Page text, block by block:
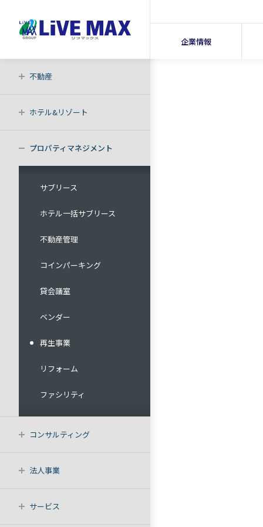
企業情報
不動産
ホテル&リゾート
プロパティマネジメント
サブリース
ホテル一括サブリース
不動産管理
コインパーキング
貸会議室
ベンダー
再生事業
リフォーム
ファシリティ
コンサルティング
法人事業
サービス